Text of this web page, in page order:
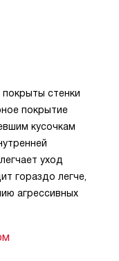
стенки
покрытие
кусочкам
уход
гораздо легче,
агрессивных